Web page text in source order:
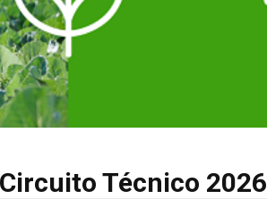
Técnico 2026